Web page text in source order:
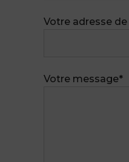
Votre adresse
Votre message*